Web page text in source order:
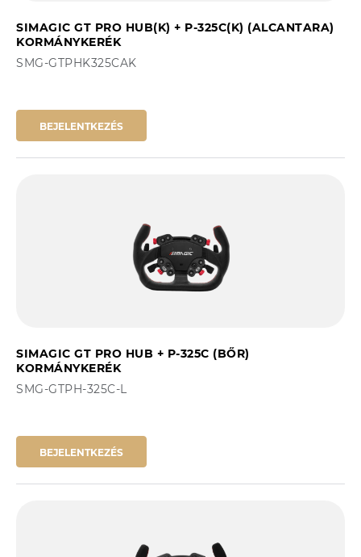
SIMAGIC GT PRO HUB(K) + P-325C(K) (ALCANTARA)
KORMÁNYKERÉK
SMG-GTPHK325CAK
BEJELENTKEZÉS
SIMAGIC GT PRO HUB + P-325C (BŐR)
KORMÁNYKERÉK
SMG-GTPH-325C-L
BEJELENTKEZÉS